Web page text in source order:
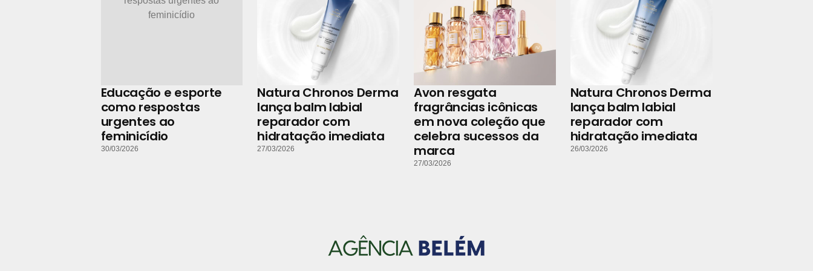
Educação e esporte
como respostas
urgentes ao
feminicídio
30/03/2026
Natura Chronos Derma
lança balm labial
reparador com
hidratação imediata
27/03/2026
Avon resgata
fragrâncias icônicas
em nova coleção que
celebra sucessos da
marca
27/03/2026
Natura Chronos Derma
lança balm labial
reparador com
hidratação imediata
26/03/2026